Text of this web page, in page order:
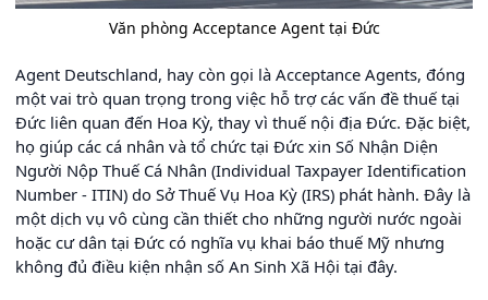
Văn phòng Acceptance Agent tại Đức
Agent Deutschland, hay còn gọi là Acceptance Agents, đóng
một vai trò quan trọng trong việc hỗ trợ các vấn đề thuế tại
Đức liên quan đến Hoa Kỳ, thay vì thuế nội địa Đức. Đặc biệt,
họ giúp các cá nhân và tổ chức tại Đức xin Số Nhận Diện
Người Nộp Thuế Cá Nhân (Individual Taxpayer Identification
Number - ITIN) do Sở Thuế Vụ Hoa Kỳ (IRS) phát hành. Đây là
một dịch vụ vô cùng cần thiết cho những người nước ngoài
hoặc cư dân tại Đức có nghĩa vụ khai báo thuế Mỹ nhưng
không đủ điều kiện nhận số An Sinh Xã Hội tại đây.